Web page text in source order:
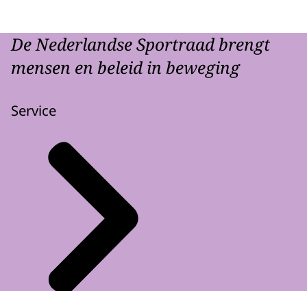
De Nederlandse Sportraad brengt
mensen en beleid in beweging
Service